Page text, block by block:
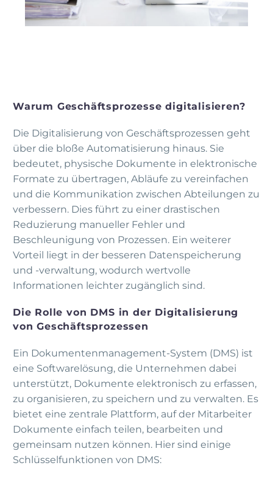
Warum Geschäftsprozesse digitalisieren?
Die Digitalisierung von Geschäftsprozessen geht
über die bloße Automatisierung hinaus. Sie
bedeutet, physische Dokumente in elektronische
Formate zu übertragen, Abläufe zu vereinfachen
und die Kommunikation zwischen Abteilungen zu
verbessern. Dies führt zu einer drastischen
Reduzierung manueller Fehler und
Beschleunigung von Prozessen. Ein weiterer
Vorteil liegt in der besseren Datenspeicherung
und -verwaltung, wodurch wertvolle
Informationen leichter zugänglich sind.
Die Rolle von DMS in der Digitalisierung
von Geschäftsprozessen
Ein Dokumentenmanagement-System (DMS) ist
eine Softwarelösung, die Unternehmen dabei
unterstützt, Dokumente elektronisch zu erfassen,
zu organisieren, zu speichern und zu verwalten. Es
bietet eine zentrale Plattform, auf der Mitarbeiter
Dokumente einfach teilen, bearbeiten und
gemeinsam nutzen können. Hier sind einige
Schlüsselfunktionen von DMS: